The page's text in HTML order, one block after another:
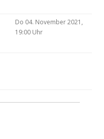
Do 04. November 2021,
19:00 Uhr